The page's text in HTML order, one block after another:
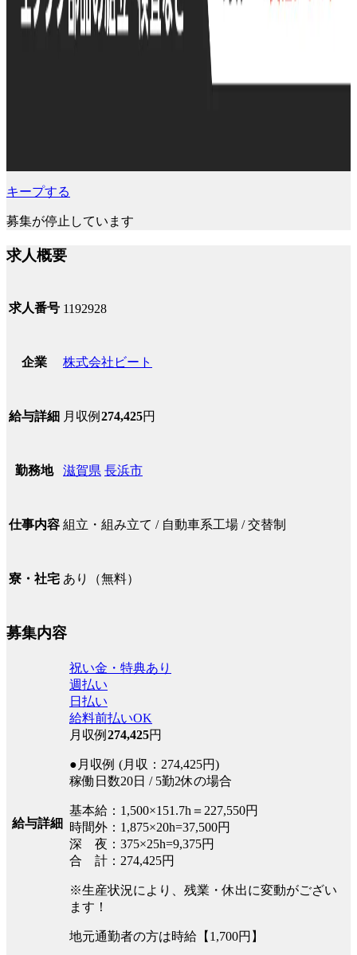
キープする
募集が停止しています
求人概要
求人番号 1192928
企業 株式会社ビート
給与詳細 月収例 274,425円
勤務地 滋賀県 長浜市
仕事内容 組立・組み立て / 自動車系工場 / 交替制
寮・社宅 あり（無料）
募集内容
給与詳細
祝い金・特典あり
週払い
日払い
給料前払いOK
月収例 274,425円
●月収例 (月収：274,425円)
稼働日数20日 / 5勤2休の場合
基本給：1,500×151.7h＝227,550円
時間外：1,875×20h=37,500円
深 夜：375×25h=9,375円
合 計：274,425円
※生産状況により、残業・休出に変動がござい
ます！
地元通勤者の方は時給【1,700円】